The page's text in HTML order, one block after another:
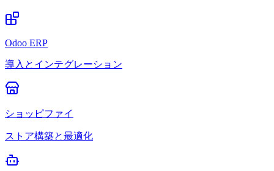
Odoo ERP
導入とインテグレーション
ショッピファイ
ストア構築と最適化